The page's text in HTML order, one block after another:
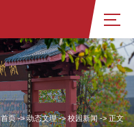
首页->动态文理-> 校园新闻->正文